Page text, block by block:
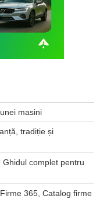
masini
tradiție și
complet pentru
365, Catalog firme